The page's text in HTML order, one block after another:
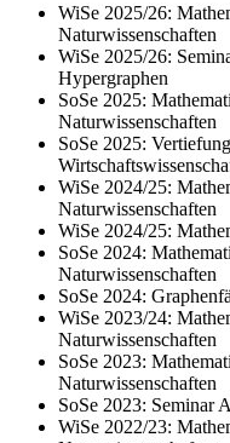
WiSe 2025/26:
Naturwissenschaften
WiSe 2025/26:
Hypergraphen
SoSe 2025:
Naturwissenschaften
SoSe 2025:
WiSe 2024/25:
Naturwissenschaften
WiSe 2024/25:
SoSe 2024:
Naturwissenschaften
SoSe 2024:
WiSe 2023/24:
Naturwissenschaften
SoSe 2023:
Naturwissenschaften
SoSe 2023: Seminar
WiSe 2022/23: